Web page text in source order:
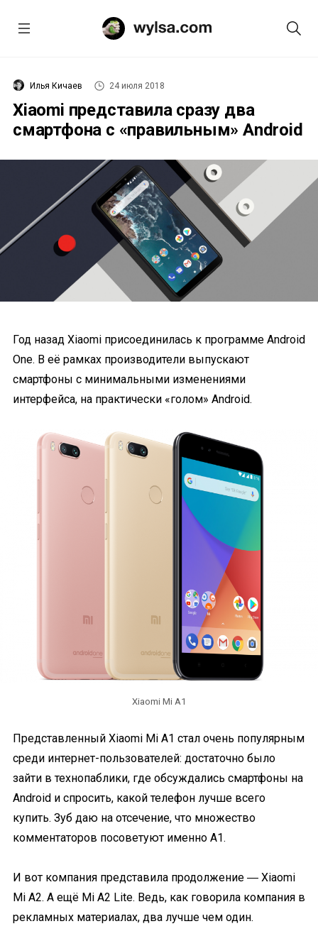
Илья Кичаев 24 июля 2018
Xiaomi представила сразу два
смартфона с «правильным» Android
Год назад Xiaomi присоединилась к программе Android
One. В её рамках производители выпускают
смартфоны с минимальными изменениями
интерфейса, на практически «голом» Android.
Xiaomi Mi A1
Представленный Xiaomi Mi A1 стал очень популярным
среди интернет-пользователей: достаточно было
зайти в технопаблики, где обсуждались смартфоны на
Android и спросить, какой телефон лучше всего
купить. Зуб даю на отсечение, что множество
комментаторов посоветуют именно A1.
И вот компания представила продолжение ― Xiaomi
Mi A2. А ещё Mi A2 Lite. Ведь, как говорила компания в
рекламных материалах, два лучше чем один.